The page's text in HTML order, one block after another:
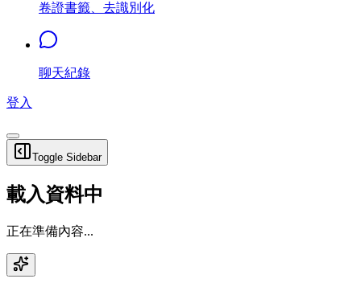
卷證書籤、去識別化
聊天紀錄
登入
Toggle Sidebar
載入資料中
正在準備內容...